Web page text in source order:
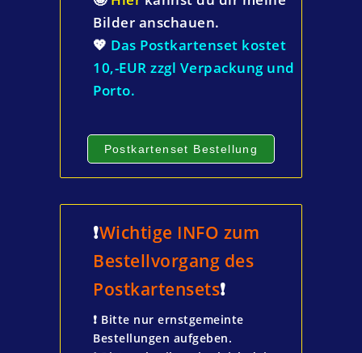
Bilder anschauen.
💖 Das Postkartenset kostet
10,-EUR zzgl Verpackung und
Porto.
Postkartenset Bestellung
❗️Wichtige INFO zum
Bestellvorgang des
Postkartensets❗️
❗️ Bitte nur ernstgemeinte
Bestellungen aufgeben.